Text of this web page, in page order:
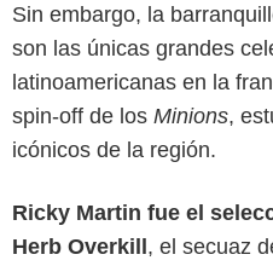
Sin embargo, la
son las únicas grandes
latinoamericanas en la
spin-off de los Minions,
icónicos de la región.
Ricky Martin fue el
Herb Overkill, el secuaz